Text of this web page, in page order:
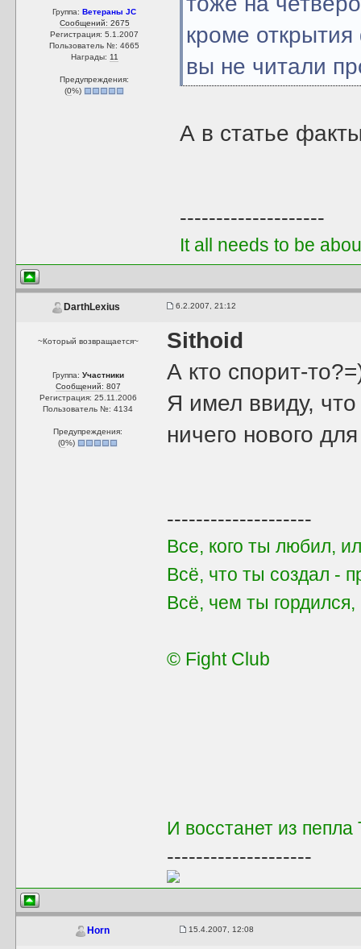
Группа:Ветераны JC
Сообщений: 2675
Регистрация: 5.1.2007
Пользователь №: 4665
Награды: 11
Предупреждения:
(0%)
кроме
вы не читали
А в статье
--------------------
It all needs to be
DarthLexius 6.2.2007, 21:12
~Который возвращается~
Группа: Участники
Сообщений: 807
Регистрация: 25.11.2006
Пользователь №: 4134
Предупреждения:
(0%)
Sithoid
А кто спорит-
Я имел ввиду, что
ничего нового
--------------------
Все, кого ты любил,
Всё, что ты создал -
Всё, чем ты
© Fight Club
И восстанет из
--------------------
Horn 15.4.2007, 12:08